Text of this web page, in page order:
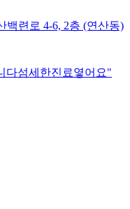
백련로 4-6, 2층 (연산동)
다섬세한진료옇어요"